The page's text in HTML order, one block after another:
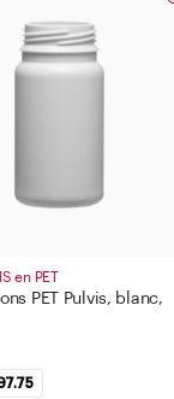
en PET
PET Pulvis, blanc,